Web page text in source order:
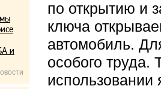
по открытию и
ключа
автомобиль.
особого
использовании
и